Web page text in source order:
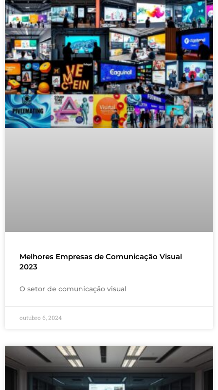
Melhores Empresas de Comunicação Visual
2023
O setor de comunicação visual
outubro 6, 2024